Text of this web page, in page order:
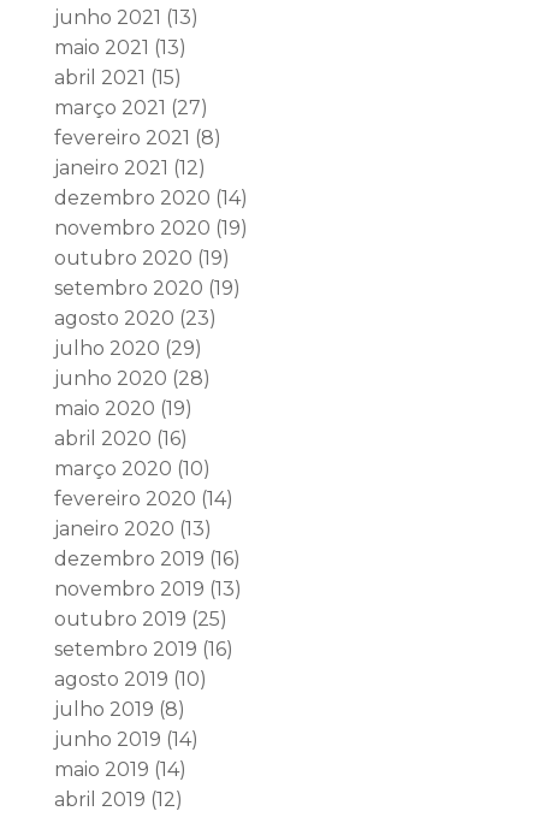
junho 2021 (13)
maio 2021 (13)
abril 2021 (15)
março 2021 (27)
fevereiro 2021 (8)
janeiro 2021 (12)
dezembro 2020 (14)
novembro 2020 (19)
outubro 2020 (19)
setembro 2020 (19)
agosto 2020 (23)
julho 2020 (29)
junho 2020 (28)
maio 2020 (19)
abril 2020 (16)
março 2020 (10)
fevereiro 2020 (14)
janeiro 2020 (13)
dezembro 2019 (16)
novembro 2019 (13)
outubro 2019 (25)
setembro 2019 (16)
agosto 2019 (10)
julho 2019 (8)
junho 2019 (14)
maio 2019 (14)
abril 2019 (12)